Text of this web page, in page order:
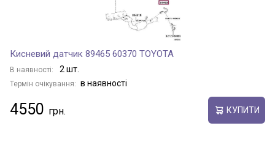
Кисневий датчик 89465 60370 TOYOTA
В наявності: 2 шт.
Термін очікування: в наявності
4550 КУПИТИ